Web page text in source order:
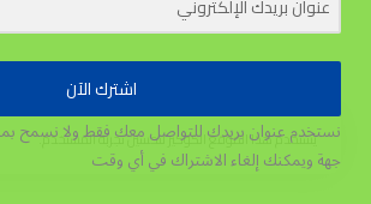
يستخدم هذا الموقع الكوكيز لتحسين تجربة المستخدم.
اشترك الآن
نستخدم عنوان بريدك للتواصل معك فقط ولا نسمح
جهةويمكنك إلغاء الاشتراك في أي وقت